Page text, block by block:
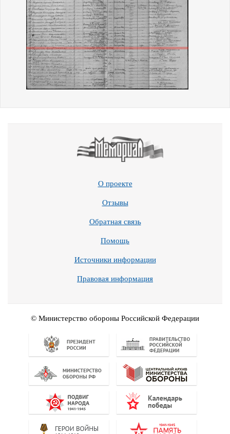
О проекте
Отзывы
Обратная связь
Помощь
Источники информации
Правовая информация
© Министерство обороны Российской Федерации